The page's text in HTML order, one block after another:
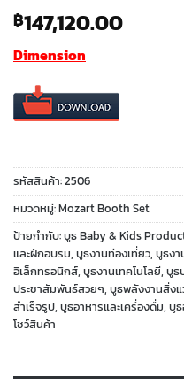
฿147,120.00
Dimension
รหัสสินค้า:2506
หมวดหมู่:Mozart Booth Set
ป้ายกำกับ:บูธ Baby & Kids
และฝึกอบรม, บูธงานท่องเที่ยว, บูธงา
อิเล็กทรอนิกส์, บูธงานเทคโนโลยี, บูธ
ประชาสัมพันธ์สวยๆ, บูธพลังงานสิ่ง
สำเร็จรูป, บูธอาหารและเครื่องดื่ม, บู
โชว์สินค้า